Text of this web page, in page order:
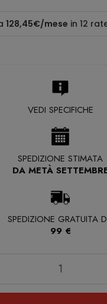
VEDI SPECIFICHE
SPEDIZIONE STIMATA
DA METÀ
SPEDIZIONE GRATUITA
99 €